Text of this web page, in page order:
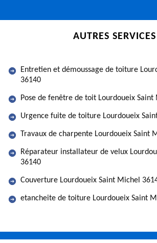
AUTRES SERVICES
Entretien et démoussage de toiture
36140
Pose de fenêtre de toit Lourdoueix Saint
Urgence fuite de toiture Lourdoueix
Travaux de charpente Lourdoueix Saint
Réparateur installateur de velux
36140
Couverture Lourdoueix Saint Michel
etancheite de toiture Lourdoueix Saint